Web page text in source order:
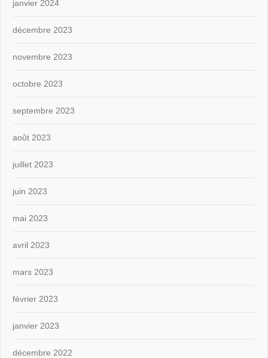
janvier 2024
décembre 2023
novembre 2023
octobre 2023
septembre 2023
août 2023
juillet 2023
juin 2023
mai 2023
avril 2023
mars 2023
février 2023
janvier 2023
décembre 2022